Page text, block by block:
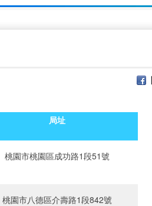
局址
桃園市桃園區成功路1段51號‎
桃園市八德區介壽路1段842號‎